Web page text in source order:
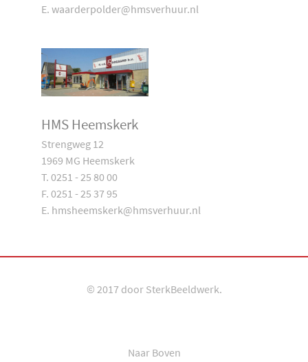
E. waarderpolder@hmsverhuur.nl
HMS Heemskerk
Strengweg 12
1969 MG Heemskerk
T. 0251 - 25 80 00
F. 0251 - 25 37 95
E. hmsheemskerk@hmsverhuur.nl
© 2017 door SterkBeeldwerk.
Naar Boven